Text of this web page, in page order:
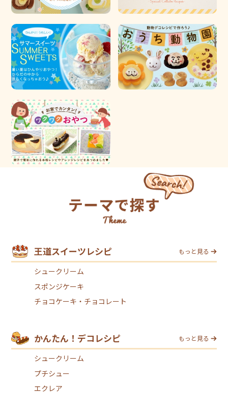
王道スイーツレシピ もっと見る
シュークリーム
スポンジケーキ
チョコケーキ・チョコレート
かんたん！デコレシピ もっと見る
シュークリーム
プチシュー
エクレア